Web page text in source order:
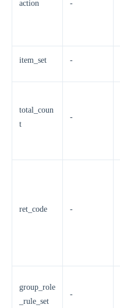
action -
item_set -
total_coun
t
-
ret_code -
group_role
_rule_set
-